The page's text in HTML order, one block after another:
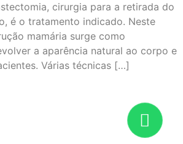
cirurgia para a retirada do
é o tratamento indicado. Neste
mamária surge como
a aparência natural ao corpo e
Várias técnicas […]